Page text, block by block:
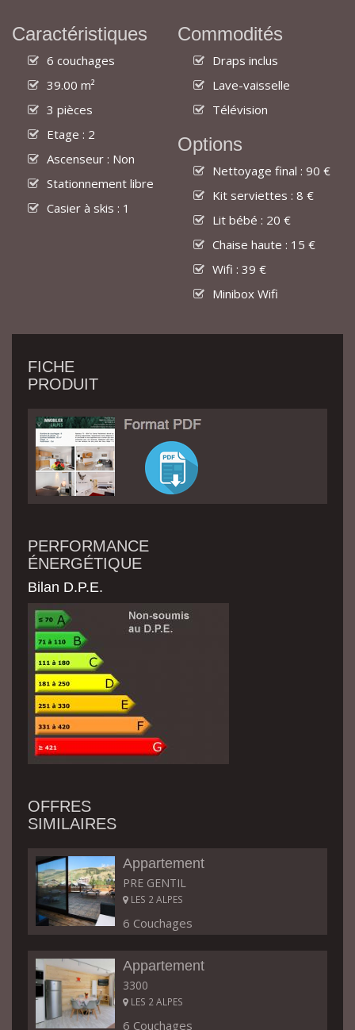
Caractéristiques
6 couchages
39.00 m²
3 pièces
Etage : 2
Ascenseur : Non
Stationnement libre
Casier à skis : 1
Commodités
Draps inclus
Lave-vaisselle
Télévision
Options
Nettoyage final : 90 €
Kit serviettes : 8 €
Lit bébé : 20 €
Chaise haute : 15 €
Wifi : 39 €
Minibox Wifi
FICHE
PRODUIT
PERFORMANCE
ÉNERGÉTIQUE
Bilan D.P.E.
OFFRES
SIMILAIRES
Appartement
PRE GENTIL
LES 2 ALPES
6 Couchages
Appartement
3300
LES 2 ALPES
6 Couchages